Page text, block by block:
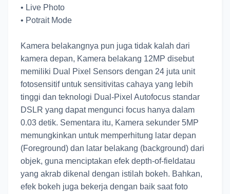
• Live Photo
• Potrait Mode
Kamera belakangnya pun juga tidak kalah dari
kamera depan, Kamera belakang 12MP disebut
memiliki Dual Pixel Sensors dengan 24 juta unit
fotosensitif untuk sensitivitas cahaya yang lebih
tinggi dan teknologi Dual-Pixel Autofocus standar
DSLR yang dapat mengunci focus hanya dalam
0.03 detik. Sementara itu, Kamera sekunder 5MP
memungkinkan untuk memperhitung latar depan
(Foreground) dan latar belakang (background) dari
objek, guna menciptakan efek depth-of-fieldatau
yang akrab dikenal dengan istilah bokeh. Bahkan,
efek bokeh juga bekerja dengan baik saat foto